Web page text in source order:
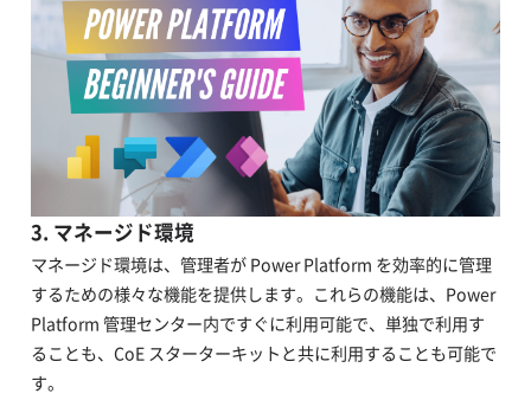
3. マネージド環境
マネージド環境は、管理者が Power Platform を効率的に管理
するための様々な機能を提供します。これらの機能は、Power
Platform 管理センター内ですぐに利用可能で、単独で利用す
ることも、CoE スターターキットと共に利用することも可能で
す。